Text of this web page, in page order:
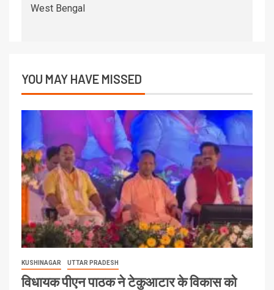
West Bengal
YOU MAY HAVE MISSED
KUSHINAGAR UTTAR PRADESH
विधायक पीएन पाठक ने टेकुआटार के विकास को